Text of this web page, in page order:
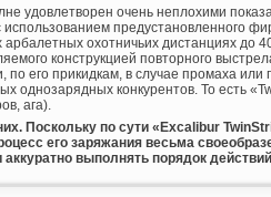
удовлетворен очень неплохими
предустановленного
охотничьих дистанциях до
конструкцией повторного
по его прикидкам, в случае промаха
однозарядных конкурентов. То есть
ага).
Поскольку по сути «Excalibur
его заряжания весьма
аккуратно выполнять порядок